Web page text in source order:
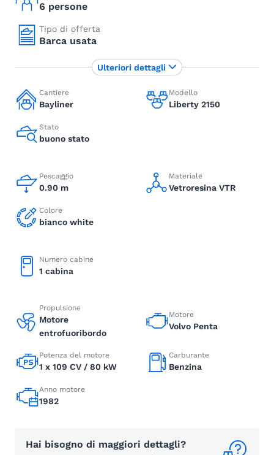
6 persone
Tipo di offerta
Barca usata
Cantiere
Bayliner
Modello
Liberty 2150
Stato
buono stato
Pescaggio
0.90 m
Materiale
Vetroresina VTR
Colore
bianco white
Numero cabine
1 cabina
Propulsione
Motore
entrofuoribordo
Motore
Volvo Penta
Potenza del motore
1 x 109 CV / 80 kW
Carburante
Benzina
Anno motore
1982
Hai bisogno di maggiori dettagli?
Ulteriori dettagli